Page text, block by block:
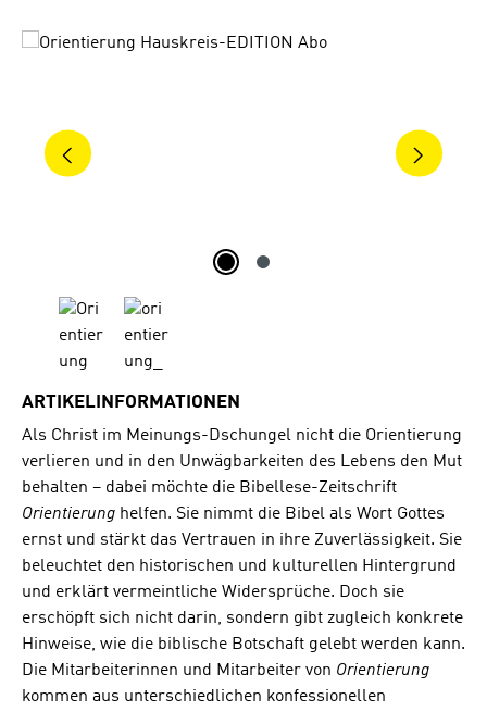
Bildergalerie überspringen
ARTIKELINFORMATIONEN
Als Christ im Meinungs-Dschungel nicht die Orientierung
verlieren und in den Unwägbarkeiten des Lebens den Mut
behalten – dabei möchte die Bibellese-Zeitschrift
Orientierung helfen. Sie nimmt die Bibel als Wort Gottes
ernst und stärkt das Vertrauen in ihre Zuverlässigkeit. Sie
beleuchtet den historischen und kulturellen Hintergrund
und erklärt vermeintliche Widersprüche. Doch sie
erschöpft sich nicht darin, sondern gibt zugleich konkrete
Hinweise, wie die biblische Botschaft gelebt werden kann.
Die Mitarbeiterinnen und Mitarbeiter von Orientierung
kommen aus unterschiedlichen konfessionellen